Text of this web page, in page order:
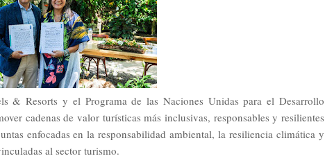
& Resorts y el Programa de las Naciones Unidas para el Desarrollo
cadenas de valor turísticas más inclusivas, responsables y resilientes
enfocadas en la responsabilidad ambiental, la resiliencia climática y
al sector turismo.